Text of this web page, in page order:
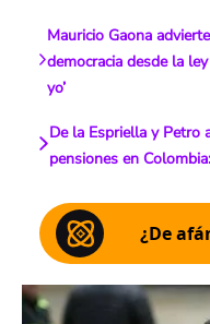
Mauricio Gaona
democracia desde la
yo’
De la Espriella y Petro
pensiones en
¿De